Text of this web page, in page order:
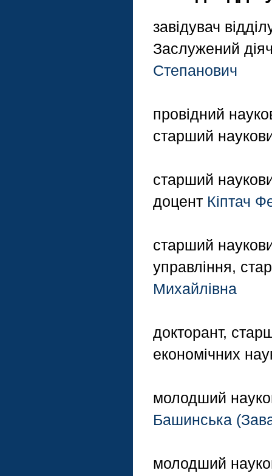
завідувач
Заслужений
Степанович
провідний
старший
старший
доцент Кіптач
старший
управління,
Михайлівна
докторант,
економічних
молодший
Башинська
молодший